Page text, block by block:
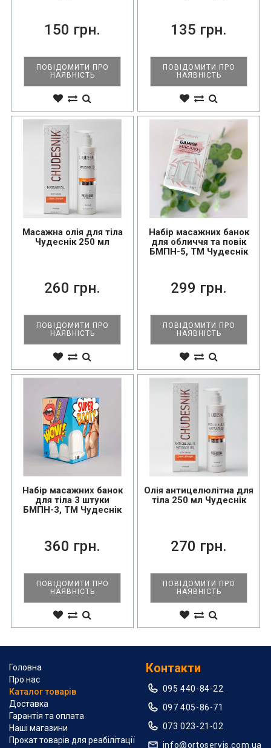
150 грн.
ПОВІДОМИТИ ПРО
НАЯВНІСТЬ
135 грн.
ПОВІДОМИТИ ПРО
НАЯВНІСТЬ
Масажна олія для тіла
Чудеснік 250 мл
260 грн.
ПОВІДОМИТИ ПРО
НАЯВНІСТЬ
Набір масажних банок
для обличчя та повік
БМПН-5, ТМ Чудеснік
299 грн.
ПОВІДОМИТИ ПРО
НАЯВНІСТЬ
Набір масажних банок
для тіла 3 штуки
БМПН-3, ТМ Чудеснік
360 грн.
ПОВІДОМИТИ ПРО
НАЯВНІСТЬ
Олія антицелюлітна для
тіла 250 мл Чудеснік
270 грн.
ПОВІДОМИТИ ПРО
НАЯВНІСТЬ
Головна
Про нас
Каталог товарів
Доставка
Гарантія та оплата
Наші магазини
Прокат товарів для реабілітації
Контакти
095 440-84-22
097 405-86-71
073 023-21-02
info@ortoservis.com.ua